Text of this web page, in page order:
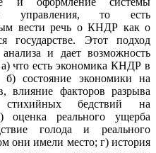
управления, то есть
вести речь о КНДР как о
государстве. Этот подход
и дает возможность
что есть экономика КНДР в
состояние экономики на
влияние факторов разрыва
бедствий на
оценка реального ущерба
голода и реального
они имели место; г) история